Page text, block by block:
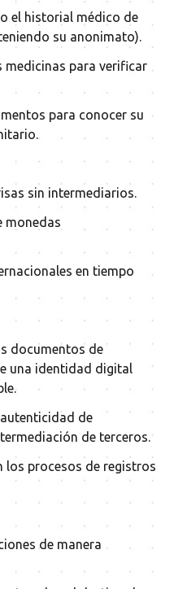
el historial médico de
su anonimato).
medicinas para verificar
para conocer su
sin intermediarios.
monedas
en tiempo
documentos de
una identidad digital
de
de terceros.
los procesos de registros
de manera